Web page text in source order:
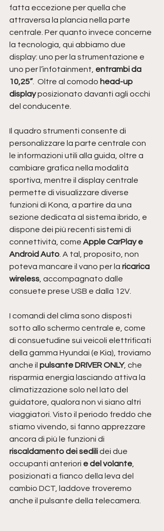
fatta eccezione per quella che
attraversa la plancia nella parte
centrale. Per quanto invece concerne
la tecnologia, qui abbiamo due
display: uno per la strumentazione e
uno per l’infotainment, entrambi da
10,25”.  Oltre al comodo head-up
display posizionato davanti agli occhi
del conducente.
Il quadro strumenti consente di
personalizzare la parte centrale con
le informazioni utili alla guida, oltre a
cambiare grafica nella modalità
sportiva, mentre il display centrale
permette di visualizzare diverse
funzioni di Kona, a partire da una
sezione dedicata al sistema ibrido, e
dispone dei più recenti sistemi di
connettività, come Apple CarPlay e
Android Auto . A tal, proposito, non
poteva mancare il vano per la ricarica
wireless , accompagnato dalle
consuete prese USB e dalla 12V.
I comandi del clima sono disposti
sotto allo schermo centrale e, come
di consuetudine sui veicoli elettrificati
della gamma Hyundai (e Kia), troviamo
anche il pulsante DRIVER ONLY, che
risparmia energia lasciando attiva la
climatizzazione solo nel lato del
guidatore, qualora non vi siano altri
viaggiatori. Visto il periodo freddo che
stiamo vivendo, si fanno apprezzare
ancora di più le funzioni di
riscaldamento dei sedili dei due
occupanti anteriori e del volante
posizionati a fianco della leva del
cambio DCT, laddove troveremo
anche il pulsante della telecamera.